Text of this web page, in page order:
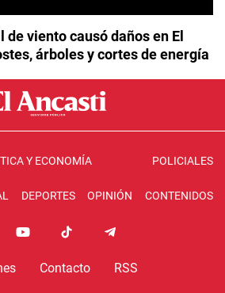
de viento causó daños en El
árboles y cortes de energía
Y ECONOMÍA POLICIALES
DEPORTES OPINIÓN CONTENIDOS
Contacto RSS